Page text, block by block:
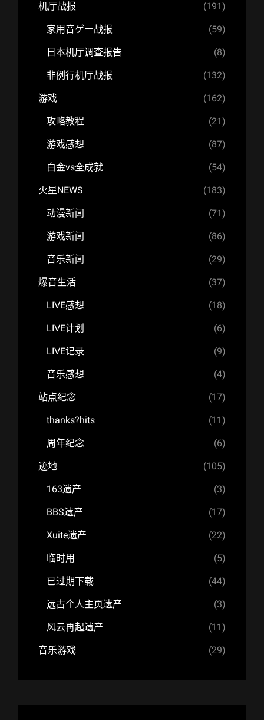
机厅战报 (191)
家用音ゲー战报 (59)
日本机厅调查报告 (8)
非例行机厅战报 (132)
游戏 (162)
攻略教程 (21)
游戏感想 (87)
白金vs全成就 (54)
火星NEWS (183)
动漫新闻 (71)
游戏新闻 (86)
音乐新闻 (29)
爆音生活 (37)
LIVE感想 (18)
LIVE计划 (6)
LIVE记录 (9)
音乐感想 (4)
站点纪念 (17)
thanks?hits (11)
周年纪念 (6)
迹地 (105)
163遗产 (3)
BBS遗产 (17)
Xuite遗产 (22)
临时用 (5)
已过期下载 (44)
远古个人主页遗产 (3)
风云再起遗产 (11)
音乐游戏 (29)